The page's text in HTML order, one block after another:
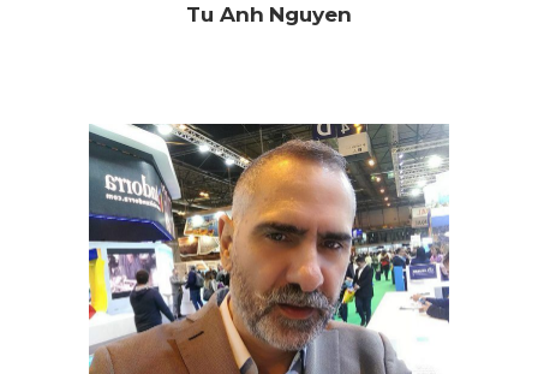
Tu Anh Nguyen